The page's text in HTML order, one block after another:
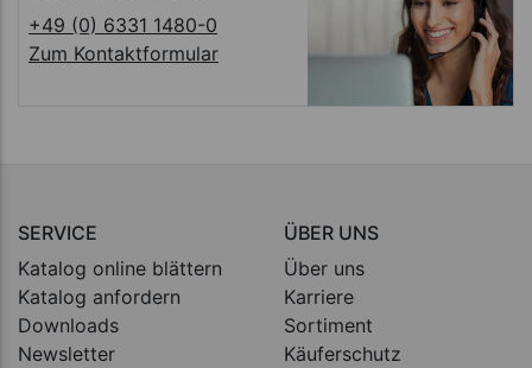
+49 (0) 6331 1480-0
Zum Kontaktformular
SERVICE
Katalog online blättern
Katalog anfordern
Downloads
Newsletter
ÜBER UNS
Über uns
Karriere
Sortiment
Käuferschutz